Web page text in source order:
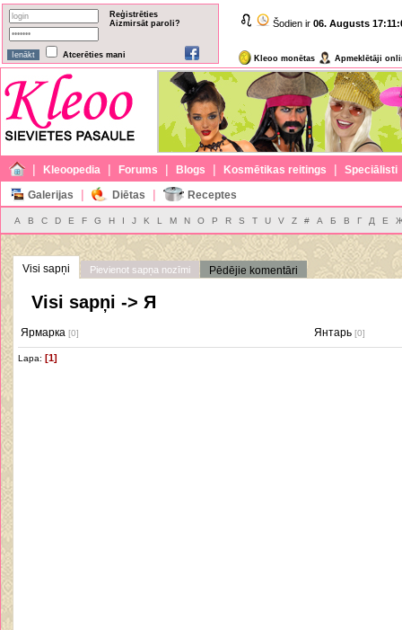
Reģistrēties
Aizmirsāt paroli?
Atcerēties mani
Šodien ir 06. Augusts
Kleoo monētas Apmeklētāji
| Kleoopedia | Forums | Blogs | Kosmētikas reitings | Speciālisti
Galerijas | Diētas | Receptes
A B C D E F G H I J K L M N O P R S T U V Z # А Б В Г Д Е
Visi sapņi Pievienot sapņa nozīmi Pēdējie komentāri
Visi sapņi -> Я
Ярмарка [0] Янтарь [0]
Lapa: [1]